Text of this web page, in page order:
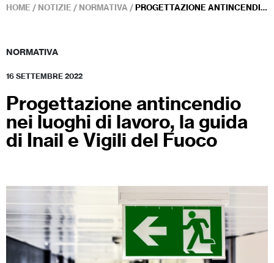
HOME / NOTIZIE / NORMATIVA /PROGETTAZIONE ANTINCENDIO NEI LUOGHI DI LAVORO, LA GUIDA DI INAIL E VIGILI DEL FUOCO
NORMATIVA
16 SETTEMBRE 2022
Progettazione antincendio
nei luoghi di lavoro, la guida
di Inail e Vigili del Fuoco